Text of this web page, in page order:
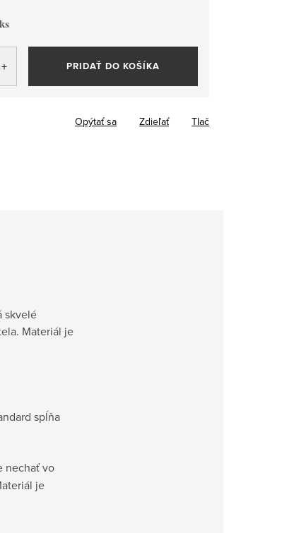
PRIDAŤ DO KOŠÍKA
Tlač
Opýtať sa Zdieľať
skvelé
Materiál je
spĺňa
nechať vo
je